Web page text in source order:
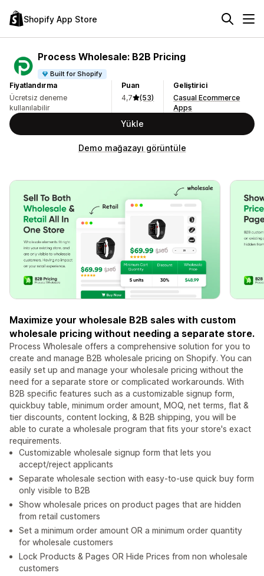
Shopify App Store
Process Wholesale: B2B Pricing
Built for Shopify
Fiyatlandırma
Ücretsiz deneme
kullanılabilir
Puan
4,7
(53)
Geliştirici
Casual Ecommerce
Apps
Yükle
Demo mağazayı görüntüle
Maximize your wholesale B2B sales with custom
wholesale pricing without needing a separate store.
Process Wholesale offers a comprehensive solution for you to
create and manage B2B wholesale pricing on Shopify. You can
easily set up and manage your wholesale pricing without the
need for a separate store or complicated workarounds. With
B2B specific features such as a customizable signup form,
quickbuy table, minimum order amount, MOQ, net terms, flat &
tier discounts, content locking, & B2B shipping, you will be
able to curate a wholesale program that fits your store's exact
requirements.
Customizable wholesale signup form that lets you
accept/reject applicants
Separate wholesale section with easy-to-use quick buy form
only visible to B2B
Show wholesale prices on product pages that are hidden
from retail customers
Set a minimum order amount OR a minimum order quantity
for wholesale customers
Lock Products & Pages OR Hide Prices from non wholesale
customers